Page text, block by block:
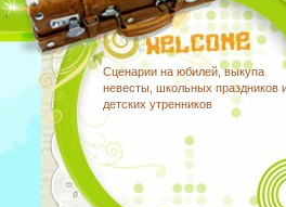
Сценарии на юбилей, выкупа
невесты, школьных праздников
детских утренников